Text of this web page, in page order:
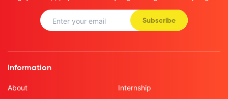
Subscribe
Information
About
Internship